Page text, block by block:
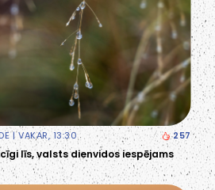
| VAKAR, 13:30 257
līs, valsts dienvidos iespējams